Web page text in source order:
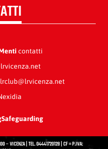
contatti
lrclub@lrvicenza.net
Safeguarding
– VICENZA | TEL. 04441720128 | CF = P.IVA: